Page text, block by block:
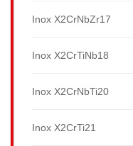
Inox X2CrNbZr17
Inox X2CrTiNb18
Inox X2CrNbTi20
Inox X2CrTi21